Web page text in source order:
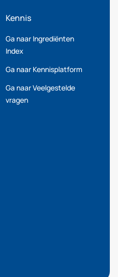
Kennis
Ga naar Ingrediënten
Index
Ga naar Kennisplatform
Ga naar Veelgestelde
vragen